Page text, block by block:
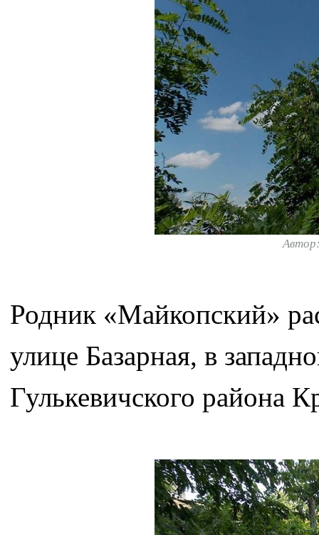
Родник «Майкопский»
улице Базарная, в
Гулькевичского района